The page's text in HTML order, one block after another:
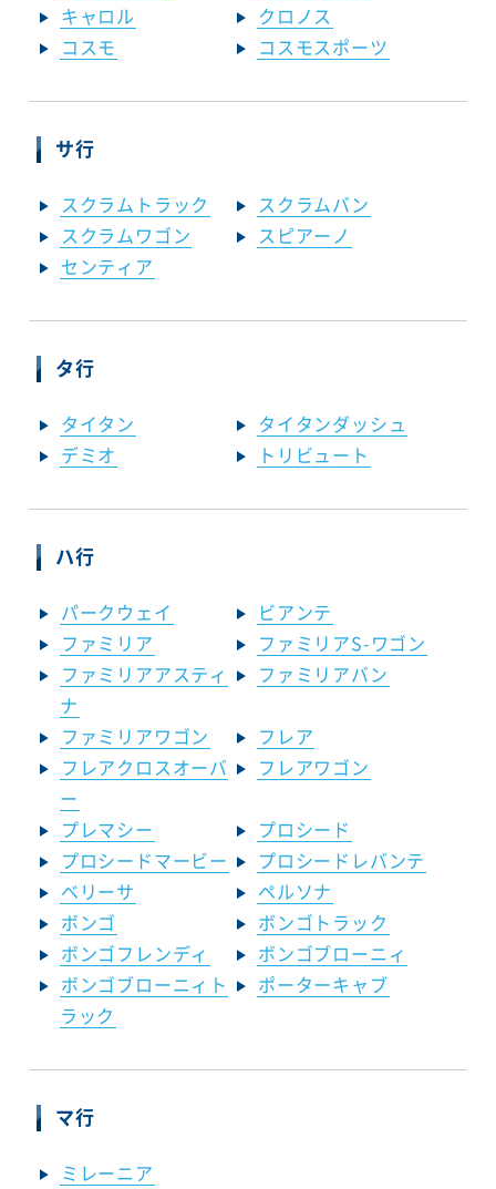
キャロル
クロノス
コスモ
コスモスポーツ
サ行
スクラムトラック
スクラムバン
スクラムワゴン
スピアーノ
センティア
タ行
タイタン
タイタンダッシュ
デミオ
トリビュート
ハ行
パークウェイ
ビアンテ
ファミリア
ファミリアS-ワゴン
ファミリアアスティ
ナ
ファミリアバン
ファミリアワゴン
フレア
フレアクロスオーバ
ー
フレアワゴン
プレマシー
プロシード
プロシードマービー
プロシードレバンテ
ベリーサ
ペルソナ
ボンゴ
ボンゴトラック
ボンゴフレンディ
ボンゴブローニィ
ボンゴブローニィト
ラック
ポーターキャブ
マ行
ミレーニア